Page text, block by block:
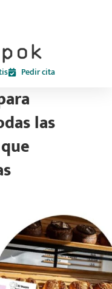
Pedir cita
las